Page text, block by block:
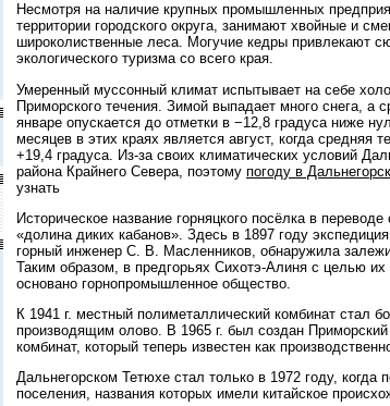
Несмотря на наличие крупных промышленных
территории городского округа, занимают хвойные и
широколиственные леса. Могучие кедры привлекают
экологического туризма со всего края.
Умеренный муссонный климат испытывает на себе
Приморского течения. Зимой выпадает много снега, а
январе опускается до отметки в −12,8 градуса ниже
месяцев в этих краях является август, когда средняя
+19,4 градуса. Из-за своих климатических условий
района Крайнего Севера, поэтому погоду в
узнать
Историческое название горняцкого посёлка в переводе
«долина диких кабанов». Здесь в 1897 году
горный инженер С. В. Масленников, обнаружила
Таким образом, в предгорьях Сихотэ-Алиня с целью их
основано горнопромышленное общество.
К 1941 г. местный полиметаллический комбинат стал
производящим олово. В 1965 г. был создан Приморский
комбинат, который теперь известен как
Дальнегорском Тетюхе стал только в 1972 году, когда
поселения, названия которых имели китайское